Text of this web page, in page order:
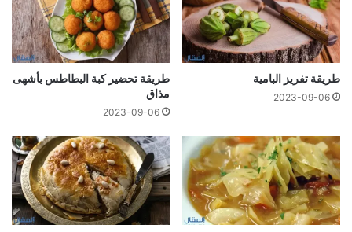
طريقة تفريز البامية
2023-09-06
طريقة تحضير كبة البطاطس بأشهى
مذاق
2023-09-06